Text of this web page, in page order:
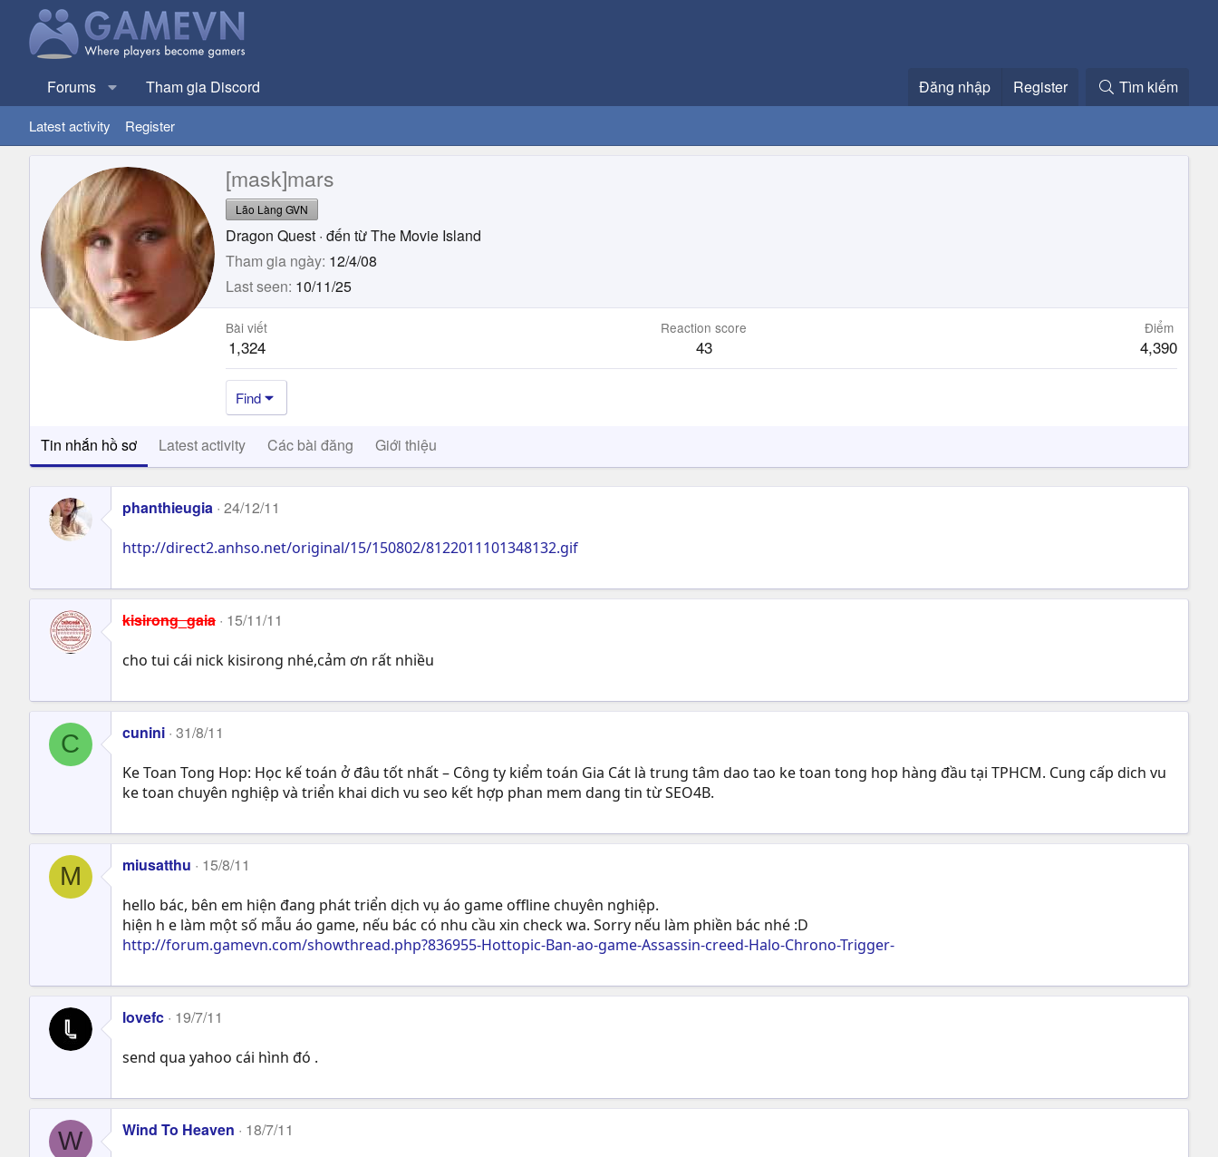
Forums Tham gia Discord Đăng nhập Register Tìm kiếm
Latest activity Register
[mask]mars
Lão Làng GVN
Dragon Quest · đến từThe Movie Island
Tham gia ngày 12/4/08
Last seen 10/11/25
Bài viết
1,324
Reaction score
43
Điểm
4,390
Find
Tin nhắn hồ sơ Latest activity Các bài đăng Giới thiệu
phanthieugia 24/12/11
http://direct2.anhso.net/original/15/150802/8122011101348132.gif
kisirong_gaia 15/11/11
cho tui cái nick kisirong nhé,cảm ơn rất nhiều
C cunini 31/8/11
Ke Toan Tong Hop: Học kế toán ở đâu tốt nhất – Công ty kiểm toán Gia Cát là trung tâm dao tao ke toan tong hop hàng đầu tại TPHCM. Cung cấp dich vu
ke toan chuyên nghiệp và triển khai dich vu seo kết hợp phan mem dang tin từ SEO4B.
M miusatthu 15/8/11
hello bác, bên em hiện đang phát triển dịch vụ áo game offline chuyên nghiệp.
hiện h e làm một số mẫu áo game, nếu bác có nhu cầu xin check wa. Sorry nếu làm phiền bác nhé :D
http://forum.gamevn.com/showthread.php?836955-Hottopic-Ban-ao-game-Assassin-creed-Halo-Chrono-Trigger-
lovefc 19/7/11
send qua yahoo cái hình đó .
W Wind To Heaven 18/7/11